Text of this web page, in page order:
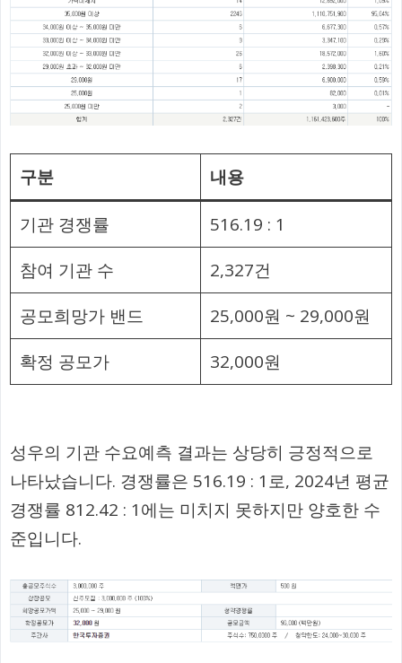
구분 내용
기관 경쟁률
516.19 : 1
참여 기관 수
2,327건
공모희망가 밴드
25,000원 ~ 29,000원
확정 공모가
32,000원
성우의 기관 수요예측 결과는 상당히 긍정적으로
나타났습니다. 경쟁률은 516.19 : 1로, 2024년 평균
경쟁률 812.42 : 1에는 미치지 못하지만 양호한 수
준입니다.